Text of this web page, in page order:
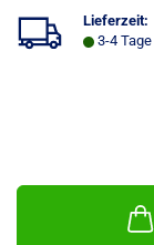
Lieferzeit:
3-4 Tage